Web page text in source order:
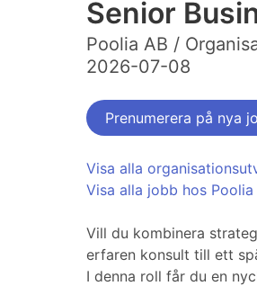
Senior
Poolia AB /
2026-07-08
Prenumerera på nya
Visa alla
Visa alla jobb hos
Vill du kombinera
erfaren konsult till ett
I denna roll får du en